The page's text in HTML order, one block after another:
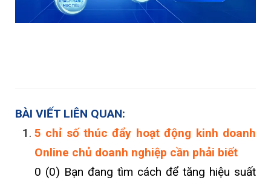
BÀI VIẾT LIÊN QUAN:
5 chỉ số thúc đẩy hoạt động kinh doanh
Online chủ doanh nghiệp cần phải biết
0 (0) Bạn đang tìm cách để tăng hiệu suất